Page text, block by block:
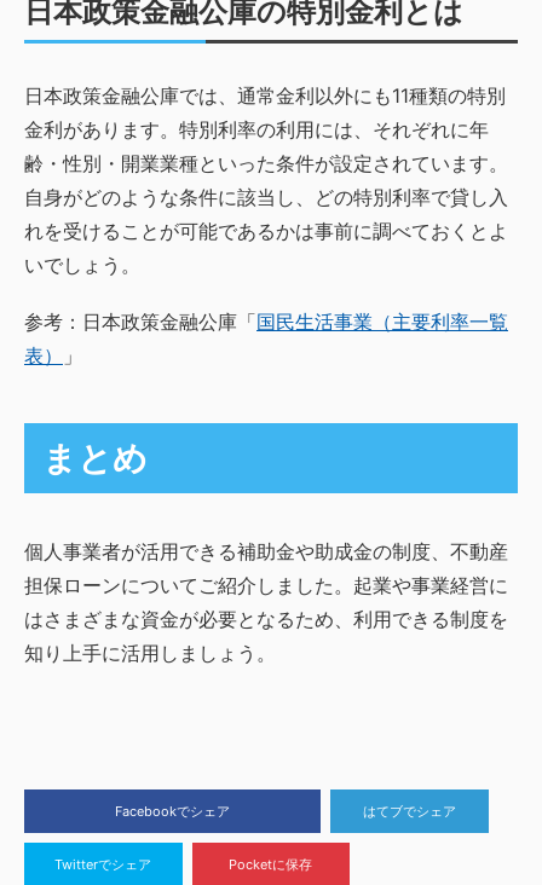
日本政策金融公庫の特別金利とは
日本政策金融公庫では、通常金利以外にも11種類の特別
金利があります。特別利率の利用には、それぞれに年
齢・性別・開業業種といった条件が設定されています。
自身がどのような条件に該当し、どの特別利率で貸し入
れを受けることが可能であるかは事前に調べておくとよ
いでしょう。
参考：日本政策金融公庫「国民生活事業（主要利率一覧
表）
」
まとめ
個人事業者が活用できる補助金や助成金の制度、不動産
担保ローンについてご紹介しました。起業や事業経営に
はさまざまな資金が必要となるため、利用できる制度を
知り上手に活用しましょう。
Facebookでシェア はてブでシェア
Twitterでシェア Pocketに保存